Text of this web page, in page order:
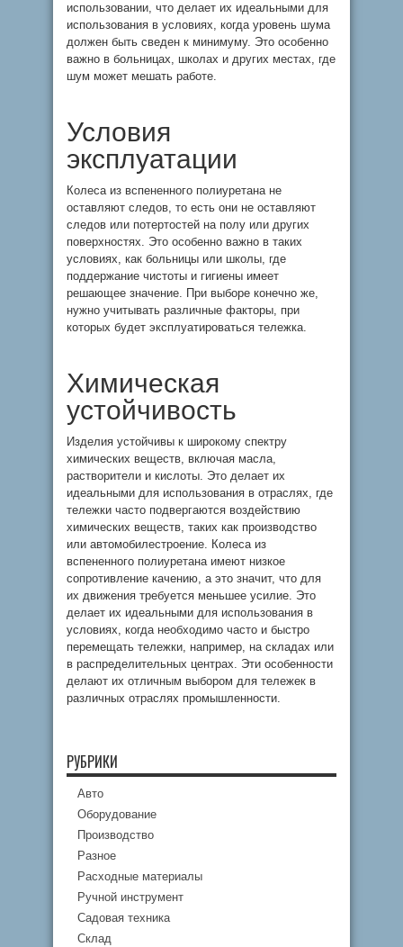
использовании, что делает их идеальными для
использования в условиях, когда уровень шума
должен быть сведен к минимуму. Это особенно
важно в больницах, школах и других местах, где
шум может мешать работе.
Условия
эксплуатации
Колеса из вспененного полиуретана не
оставляют следов, то есть они не оставляют
следов или потертостей на полу или других
поверхностях. Это особенно важно в таких
условиях, как больницы или школы, где
поддержание чистоты и гигиены имеет
решающее значение. При выборе конечно же,
нужно учитывать различные факторы, при
которых будет эксплуатироваться тележка.
Химическая
устойчивость
Изделия устойчивы к широкому спектру
химических веществ, включая масла,
растворители и кислоты. Это делает их
идеальными для использования в отраслях, где
тележки часто подвергаются воздействию
химических веществ, таких как производство
или автомобилестроение. Колеса из
вспененного полиуретана имеют низкое
сопротивление качению, а это значит, что для
их движения требуется меньшее усилие. Это
делает их идеальными для использования в
условиях, когда необходимо часто и быстро
перемещать тележки, например, на складах или
в распределительных центрах. Эти особенности
делают их отличным выбором для тележек в
различных отраслях промышленности.
РУБРИКИ
Авто
Оборудование
Производство
Разное
Расходные материалы
Ручной инструмент
Садовая техника
Склад